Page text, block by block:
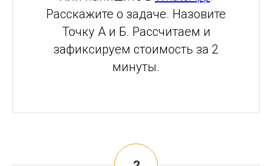
Расскажите о задаче. Назовите
Точку А и Б. Рассчитаем и
зафиксируем стоимость за 2
минуты.